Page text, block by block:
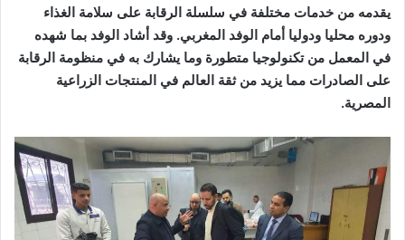
يقدمه من خدمات مختلفة في سلسلة الرقابة على سلامة الغذاء
ودوره محليا ودوليا أمام الوفد المغربي. وقد أشاد الوفد بما شهده
في المعمل من تكنولوجيا متطورة وما يشارك به في منظومة الرقابة
على الصادرات مما يزيد من ثقة العالم في المنتجات الزراعية
المصرية.